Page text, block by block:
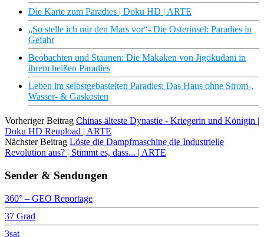
Die Karte zum Paradies | Doku HD | ARTE
„So stelle ich mir den Mars vor“- Die Osterinsel: Paradies in
Gefahr
Beobachten und Staunen: Die Makaken von Jigokudani in
ihrem heißen Paradies
Leben im selbstgebastelten Paradies: Das Haus ohne Strom-,
Wasser- & Gaskosten
Vorheriger Beitrag Chinas älteste Dynastie - Kriegerin und Königin |
Doku HD Reupload | ARTE
Nächster Beitrag Löste die Dampfmaschine die Industrielle
Revolution aus? | Stimmt es, dass... | ARTE
Sender & Sendungen
360° – GEO Reportage
37 Grad
3sat